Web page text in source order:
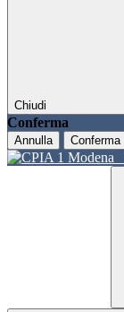
Chiudi
Conferma
Annulla Conferma